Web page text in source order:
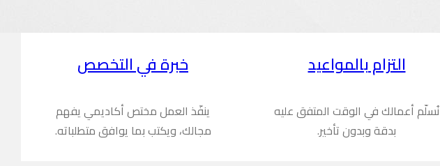
التزام بالمواعيد
نُسلّم أعمالك في الوقت المتفق عليه
بدقة وبدون تأخير.
خبرة في التخصص
ينفّذ العمل مختص أكاديمي يفهم
مجالك، ويكتب بما يوافق متطلباته.